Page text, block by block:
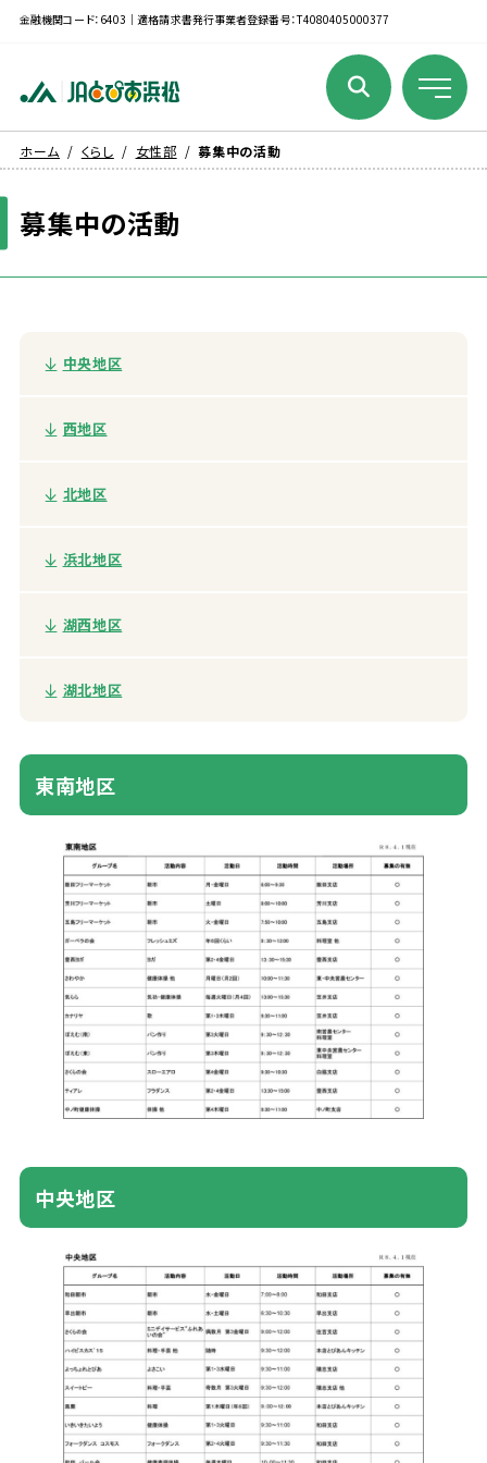
金融機関コード：6403｜適格請求書発行事業者登録番号：T4080405000377
ホーム くらし 女性部 募集中の活動
募集中の活動
中央地区
西地区
北地区
浜北地区
湖西地区
湖北地区
東南地区
中央地区